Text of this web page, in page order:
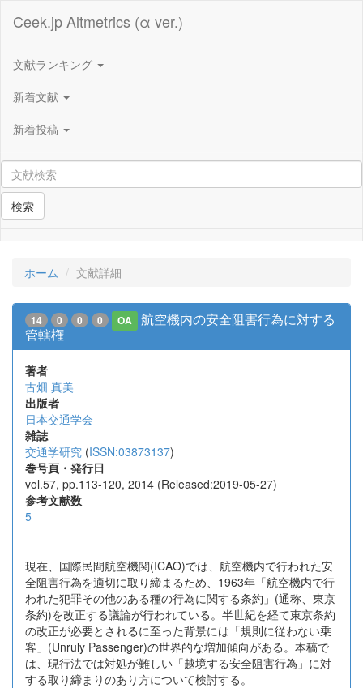
Ceek.jp Altmetrics (α ver.)
文献ランキング
新着文献
新着投稿
検索
ホーム 文献詳細
14 0 0 0 OA
航空機内の安全阻害行為に対する
管轄権
著者
古畑 真美
出版者
日本交通学会
雑誌
交通学研究 (ISSN:03873137)
巻号頁・発行日
vol.57, pp.113-120, 2014 (Released:2019-05-27)
参考文献数
5
現在、国際民間航空機関(ICAO)では、航空機内で行われた安
全阻害行為を適切に取り締まるため、1963年「航空機内で行
われた犯罪その他のある種の行為に関する条約」(通称、東京
条約)を改正する議論が行われている。半世紀を経て東京条約
の改正が必要とされるに至った背景には「規則に従わない乗
客」(Unruly Passenger)の世界的な増加傾向がある。本稿で
は、現行法では対処が難しい「越境する安全阻害行為」に対
する取り締まりのあり方について検討する。